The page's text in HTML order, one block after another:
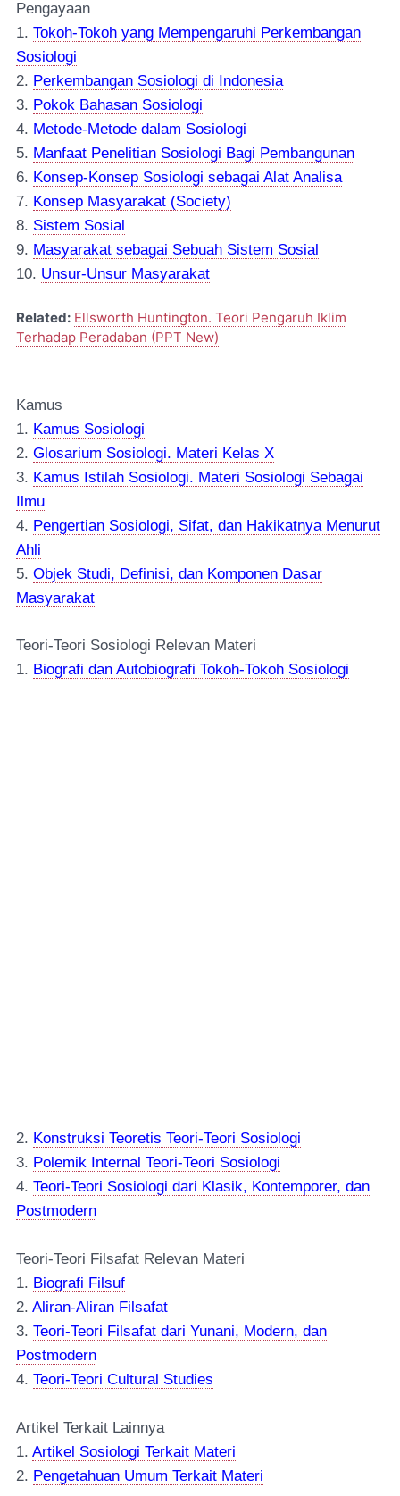
Pengayaan
1. Tokoh-Tokoh yang Mempengaruhi Perkembangan
Sosiologi
2. Perkembangan Sosiologi di Indonesia
3. Pokok Bahasan Sosiologi
4. Metode-Metode dalam Sosiologi
5. Manfaat Penelitian Sosiologi Bagi Pembangunan
6. Konsep-Konsep Sosiologi sebagai Alat Analisa
7. Konsep Masyarakat (Society)
8. Sistem Sosial
9. Masyarakat sebagai Sebuah Sistem Sosial
10. Unsur-Unsur Masyarakat
Related: Ellsworth Huntington. Teori Pengaruh Iklim
Terhadap Peradaban (PPT New)
Kamus
1. Kamus Sosiologi
2. Glosarium Sosiologi. Materi Kelas X
3. Kamus Istilah Sosiologi. Materi Sosiologi Sebagai
Ilmu
4. Pengertian Sosiologi, Sifat, dan Hakikatnya Menurut
Ahli
5. Objek Studi, Definisi, dan Komponen Dasar
Masyarakat
Teori-Teori Sosiologi Relevan Materi
1. Biografi dan Autobiografi Tokoh-Tokoh Sosiologi
2. Konstruksi Teoretis Teori-Teori Sosiologi
3. Polemik Internal Teori-Teori Sosiologi
4. Teori-Teori Sosiologi dari Klasik, Kontemporer, dan
Postmodern
Teori-Teori Filsafat Relevan Materi
1. Biografi Filsuf
2. Aliran-Aliran Filsafat
3. Teori-Teori Filsafat dari Yunani, Modern, dan
Postmodern
4. Teori-Teori Cultural Studies
Artikel Terkait Lainnya
1. Artikel Sosiologi Terkait Materi
2. Pengetahuan Umum Terkait Materi